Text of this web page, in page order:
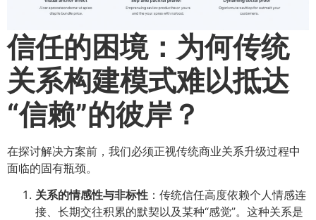
信任的困境：为何传统
关系构建模式难以抵达
“信赖”的彼岸？​
在探讨解决方案前，我们必须正视传统商业关系升级过程中
面临的固有瓶颈。
关系的情感性与非标性 ​：传统信任高度依赖个人情感连
接、长期交往积累的默契以及某种“感觉”。这种关系是